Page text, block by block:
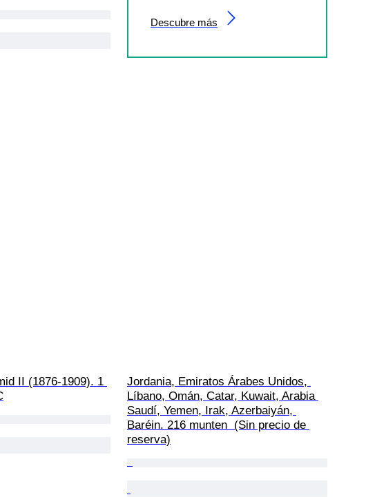
Descubre más
II (1876-1909). 1
Jordania, Emiratos Árabes Unidos,
Líbano, Omán, Catar, Kuwait, Arabia
Saudí, Yemen, Irak, Azerbaiyán,
Baréin. 216 munten  (Sin precio de
reserva)